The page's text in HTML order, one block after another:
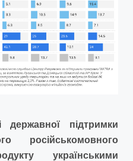
державної підтримки
російськомовного
українськими